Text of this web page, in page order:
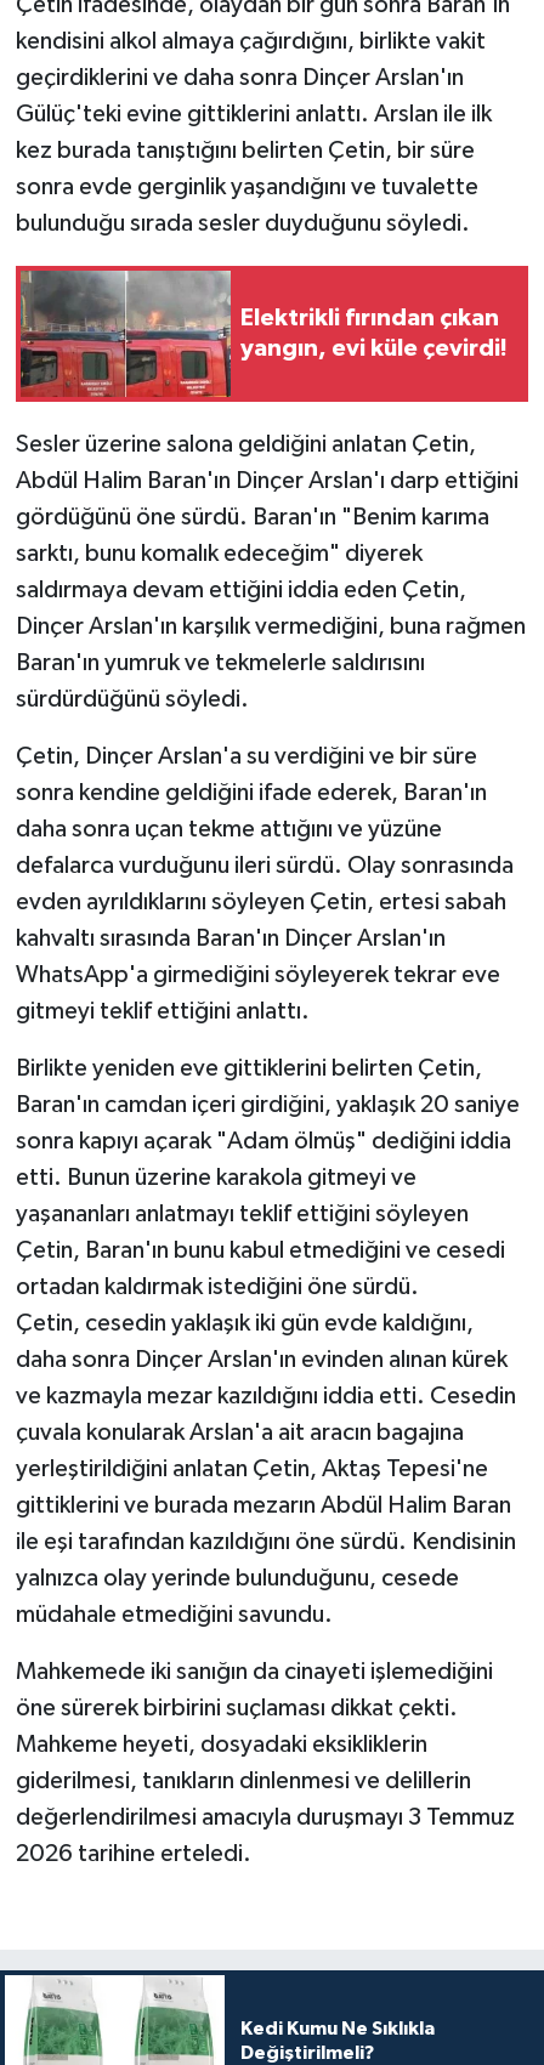
kendisini alkol almaya çağırdığını, birlikte vakit
geçirdiklerini ve daha sonra Dinçer Arslan'ın
Gülüç'teki evine gittiklerini anlattı. Arslan ile ilk
kez burada tanıştığını belirten Çetin, bir süre
sonra evde gerginlik yaşandığını ve tuvalette
bulunduğu sırada sesler duyduğunu söyledi.
Elektrikli fırından çıkan
yangın, evi küle çevirdi!
Sesler üzerine salona geldiğini anlatan Çetin,
Abdül Halim Baran'ın Dinçer Arslan'ı darp ettiğini
gördüğünü öne sürdü. Baran'ın "Benim karıma
sarktı, bunu komalık edeceğim" diyerek
saldırmaya devam ettiğini iddia eden Çetin,
Dinçer Arslan'ın karşılık vermediğini, buna rağmen
Baran'ın yumruk ve tekmelerle saldırısını
sürdürdüğünü söyledi.
Çetin, Dinçer Arslan'a su verdiğini ve bir süre
sonra kendine geldiğini ifade ederek, Baran'ın
daha sonra uçan tekme attığını ve yüzüne
defalarca vurduğunu ileri sürdü. Olay sonrasında
evden ayrıldıklarını söyleyen Çetin, ertesi sabah
kahvaltı sırasında Baran'ın Dinçer Arslan'ın
WhatsApp'a girmediğini söyleyerek tekrar eve
gitmeyi teklif ettiğini anlattı.
Birlikte yeniden eve gittiklerini belirten Çetin,
Baran'ın camdan içeri girdiğini, yaklaşık 20 saniye
sonra kapıyı açarak "Adam ölmüş" dediğini iddia
etti. Bunun üzerine karakola gitmeyi ve
yaşananları anlatmayı teklif ettiğini söyleyen
Çetin, Baran'ın bunu kabul etmediğini ve cesedi
ortadan kaldırmak istediğini öne sürdü.
Çetin, cesedin yaklaşık iki gün evde kaldığını,
daha sonra Dinçer Arslan'ın evinden alınan kürek
ve kazmayla mezar kazıldığını iddia etti. Cesedin
çuvala konularak Arslan'a ait aracın bagajına
yerleştirildiğini anlatan Çetin, Aktaş Tepesi'ne
gittiklerini ve burada mezarın Abdül Halim Baran
ile eşi tarafından kazıldığını öne sürdü. Kendisinin
yalnızca olay yerinde bulunduğunu, cesede
müdahale etmediğini savundu.
Mahkemede iki sanığın da cinayeti işlemediğini
öne sürerek birbirini suçlaması dikkat çekti.
Mahkeme heyeti, dosyadaki eksikliklerin
giderilmesi, tanıkların dinlenmesi ve delillerin
değerlendirilmesi amacıyla duruşmayı 3 Temmuz
2026 tarihine erteledi.
Kedi Kumu Ne Sıklıkla
Değiştirilmeli?